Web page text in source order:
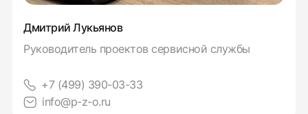
Дмитрий Лукьянов
Руководитель проектов сервисной службы
+7 (499) 390-03-33
info@p-z-o.ru